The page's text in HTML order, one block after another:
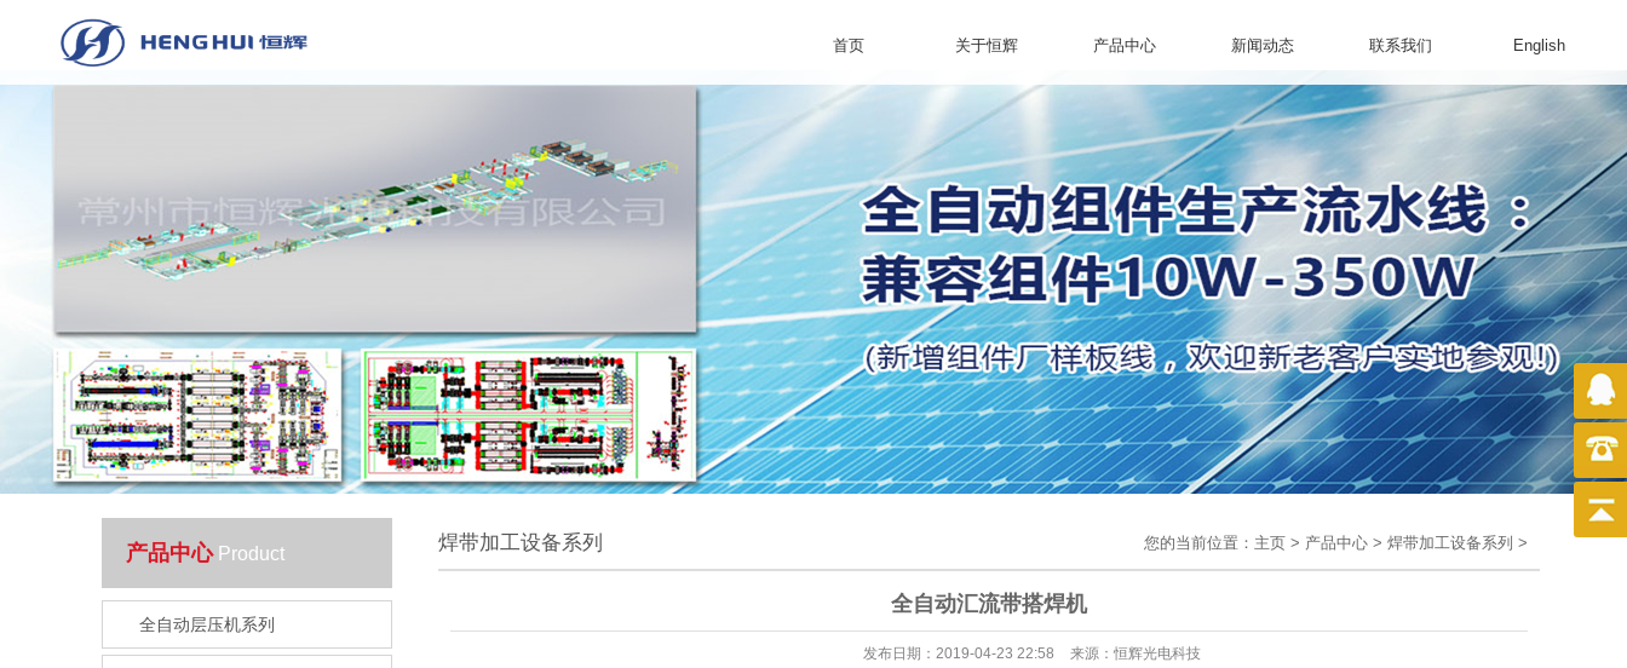
首页 关于恒辉 产品中心 新闻动态 联系我们 English
产品中心Product
全自动层压机系列
焊带加工设备系列 您的当前位置： 主页 > 产品中心 > 焊带加工设备系列 >
全自动汇流带搭焊机
发布日期： 2019-04-23 22:58 来源： 恒辉光电科技